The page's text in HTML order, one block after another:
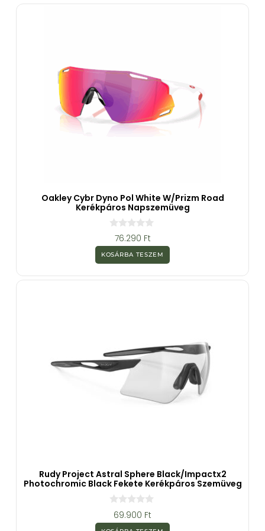
Oakley Cybr Dyno Pol White W/Prizm Road
Kerékpáros Napszemüveg
z
5
b
76.290 Ft
KOSÁRBA TESZEM
Rudy Project Astral Sphere Black/Impactx2
Photochromic Black Fekete Kerékpáros Szemüveg
z
69.900 Ft